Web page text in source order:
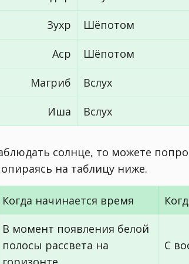
Зухр Шёпотом
Аср Шёпотом
Магриб Вслух
Иша Вслух
солнце, то можете
на таблицу ниже.
Когда начинается время
В момент появления белой
полосы рассвета на
С